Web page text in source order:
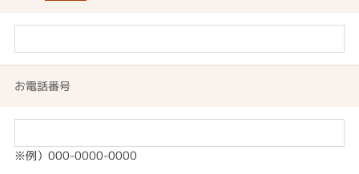
お電話番号
※例）000-0000-0000